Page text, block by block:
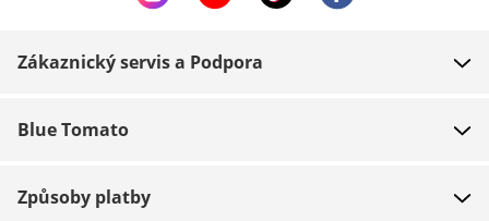
Zákaznický servis a Podpora
Platba
Blue Tomato
Způsoby platby